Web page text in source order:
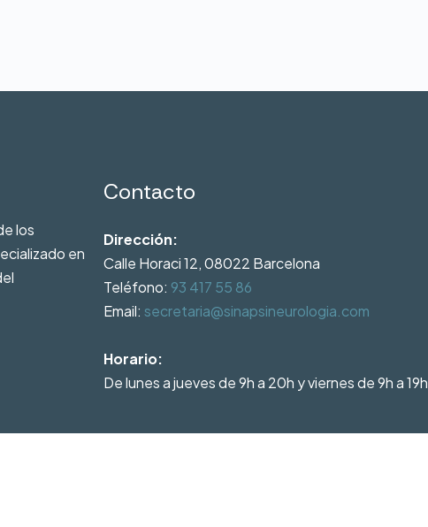
los
en
Contacto
Dirección:
Calle Horaci 12, 08022 Barcelona
Teléfono: 93 417 55 86
Email: secretaria@sinapsineurologia.com
Horario:
De lunes a jueves de 9h a 20h y viernes de 9h a 19h